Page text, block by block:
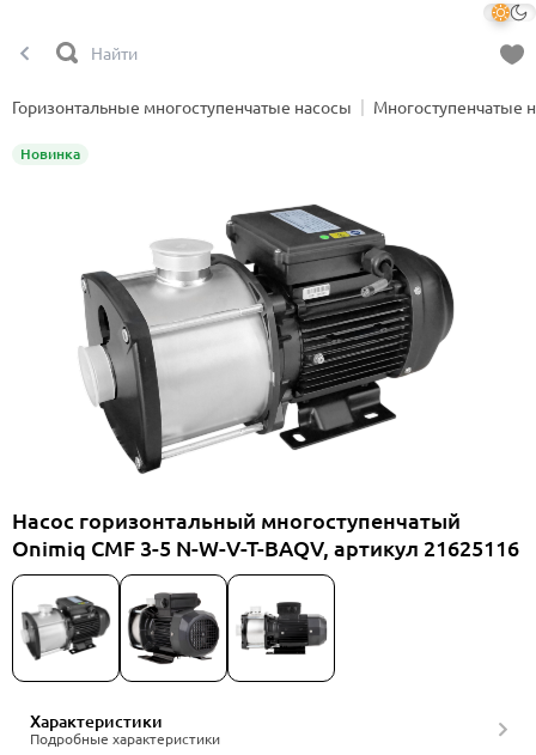
Горизонтальные многоступенчатые насосы Многоступенчатые
Насос горизонтальный многоступенчатый
Onimiq CMF 3-5 N-W-V-T-BAQV, артикул 21625116
Новинка
Характеристики
Подробные характеристики